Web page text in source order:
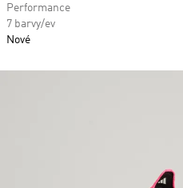
Performance
7 barvy/ev
Nové